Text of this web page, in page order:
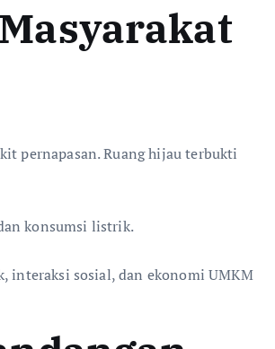
pernapasan. Ruang hijau terbukti
konsumsi listrik.
interaksi sosial, dan ekonomi UMKM